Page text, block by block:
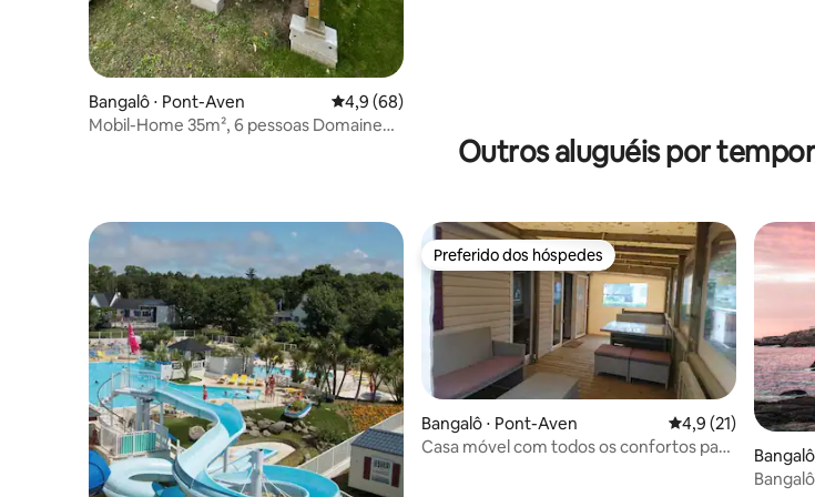
Bangalô ⋅ Pont-Aven 4,9 de uma avaliação média de 5, 68 avaliações
4,9 (68)
Mobil-Home 35m², 6 pessoas Domaine
Outros aluguéis por
Preferido dos hóspedes
Preferido dos hóspedes
Bangalô ⋅ Pont-Aven 4,9 de uma
4,9 (21)
Casa móvel com todos os confortos para